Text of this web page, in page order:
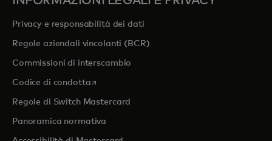
Privacy e responsabilità dei dati
Regole aziendali vincolanti (BCR)
Commissioni di interscambio
Codice di condottasi apre in una nuova scheda
Regole di Switch Mastercard
Panoramica normativa